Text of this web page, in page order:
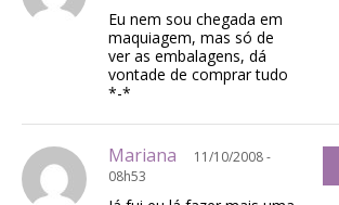
Eu nem sou chegada em
maquiagem, mas só de
ver as embalagens, dá
vontade de comprar tudo
*-*
Mariana
11/10/2008 -
08h53